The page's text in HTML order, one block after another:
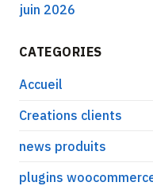
juin 2026
CATEGORIES
Accueil
Creations clients
news produits
plugins